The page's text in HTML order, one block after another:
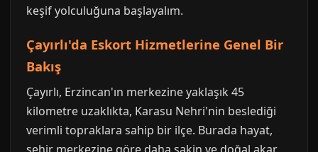
keşif yolculuğuna başlayalım.
Çayırlı'da Eskort Hizmetlerine Genel Bir
Bakış
Çayırlı, Erzincan'ın merkezine yaklaşık 45
kilometre uzaklıkta, Karasu Nehri'nin beslediği
verimli topraklara sahip bir ilçe. Burada hayat,